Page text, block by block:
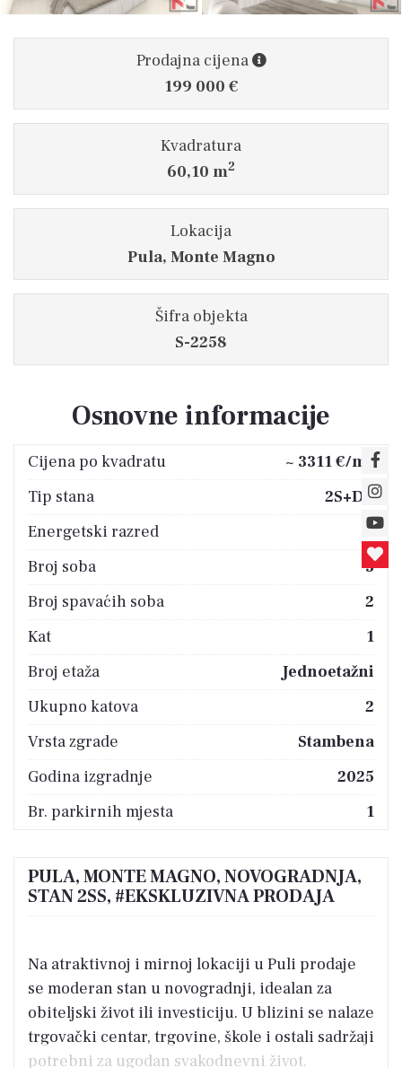
Prodajna cijena
199 000 €
Kvadratura
60,10 m2
Lokacija
Pula, Monte Magno
Šifra objekta
S-2258
Osnovne informacije
Cijena po kvadratu ~ 3311 €/m 2
Tip stana
2S+DB
Energetski razred
A
Broj soba
3
Broj spavaćih soba
2
Kat
1
Broj etaža
Jednoetažni
Ukupno katova
2
Vrsta zgrade
Stambena
Godina izgradnje
2025
Br. parkirnih mjesta
1
PULA, MONTE MAGNO, NOVOGRADNJA,
STAN 2SS, #EKSKLUZIVNA PRODAJA
Na atraktivnoj i mirnoj lokaciji u Puli prodaje
se moderan stan u novogradnji, idealan za
obiteljski život ili investiciju. U blizini se nalaze
trgovački centar, trgovine, škole i ostali sadržaji
potrebni za ugodan svakodnevni život.